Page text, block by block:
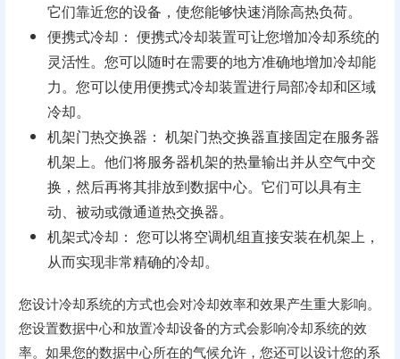
它们靠近您的设备，使您能够快速消除高热负荷。
便携式冷却： 便携式冷却装置可让您增加冷却系统的
灵活性。您可以随时在需要的地方准确地增加冷却能
力。您可以使用便携式冷却装置进行局部冷却和区域
冷却。
机架门热交换器： 机架门热交换器直接固定在服务器
机架上。他们将服务器机架的热量输出并从空气中交
换，然后再将其排放到数据中心。它们可以具有主
动、被动或微通道热交换器。
机架式冷却： 您可以将空调机组直接安装在机架上，
从而实现非常精确的冷却。
您设计冷却系统的方式也会对冷却效率和效果产生重大影响。
您设置数据中心和放置冷却设备的方式会影响冷却系统的效
率。如果您的数据中心所在的气候允许，您还可以设计您的系